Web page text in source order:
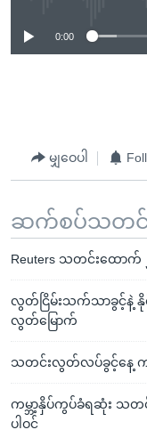
0:00
မျှဝေပါ
ဆက်စပ်သတင်း
Reuters သတင်းထော
လွတ်ငြိမ်းသက်သာခွင့်နဲ့ နို
လွတ်မြောက်
သတင်းလွတ်လပ်ခွင့်နေ့ ကမ္
ကမ္ဘာ့နှိပ်ကွပ်ခံရဆုံး သတ
ပါဝင်